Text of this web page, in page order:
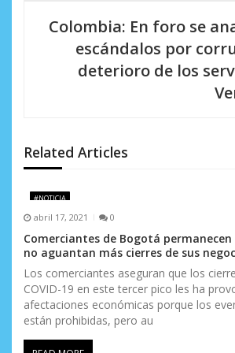
e
e
n
t
r
a
d
Colombia: En foro se
escándalos por
deterioro de los
Related Articles
#NOTICIA
abril 17, 2021 0
Comerciantes de Bogotá permanecen
no aguantan más cierres de sus
Los comerciantes aseguran que los
COVID-19 en este tercer pico les ha
afectaciones económicas porque los
están prohibidas, pero au